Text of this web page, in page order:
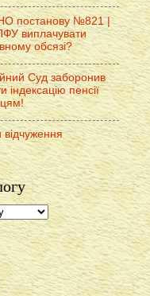
постанову №821 |
виплачувати
обсязі?
Суд заборонив
індексацію пенсії
відчуження